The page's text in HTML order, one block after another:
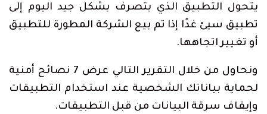
يتحول التطبيق الذي يتصرف بشكل جيد اليوم إلى
تطبيق سيئ غدًا إذا تم بيع الشركة المطورة للتطبيق
أو تغيير اتجاهها.
ونحاول من خلال التقرير التالي عرض 7 نصائح أمنية
لحماية بياناتك الشخصية عند استخدام التطبيقات
وإيقاف سرقة البيانات من قبل التطبيقات.